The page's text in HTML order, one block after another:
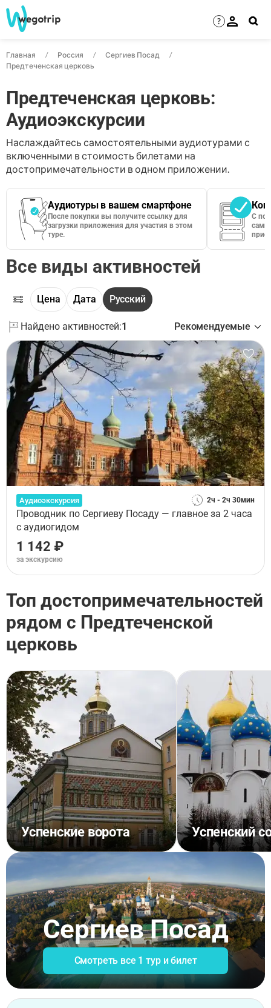
?
Главная Россия
Сергиев Посад
Предтеченская церковь
Предтеченская церковь:
Аудиоэкскурсии
Наслаждайтесь самостоятельными аудиотурами с
включенными в стоимость билетами на
достопримечательности в одном приложении.
Аудиотуры в вашем смартфоне
После покупки вы получите ссылку для
загрузки приложения для участия в этом
туре.
С
сами
Все виды активностей
Цена Дата Русский
Найдено активностей:1 Рекомендуемые
Аудиоэкскурсия 2ч - 2ч 30мин
Проводник по Сергиеву Посаду — главное за 2 часа
с аудиогидом
1 142 ₽
за экскурсию
Топ достопримечательностей
рядом с Предтеченской
церковь
Успенские ворота Успенский
Сергиев Посад
Смотреть все 1 тур и билет